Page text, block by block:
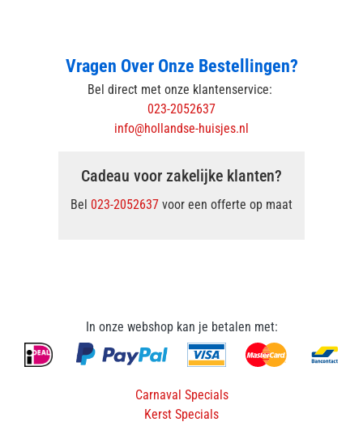
Vragen Over Onze Bestellingen?
Bel direct met onze klantenservice:
023-2052637
info@hollandse-huisjes.nl
Cadeau voor zakelijke klanten?
Bel 023-2052637 voor een offerte op maat
In onze webshop kan je betalen met:
Carnaval Specials
Kerst Specials